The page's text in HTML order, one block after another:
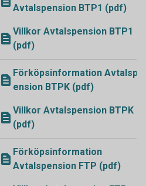
Avtalspension BTP1 (pdf)
Villkor Avtalspension BTP1
(pdf)
Förköpsinformation Avtalsp
ension BTPK (pdf)
Villkor Avtalspension BTPK
(pdf)
Förköpsinformation
Avtalspension FTP (pdf)